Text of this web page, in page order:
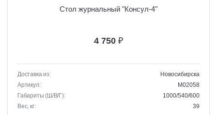
Стол журнальный "Консул-4"
4 750 ₽
Доставка из:
Новосибирска
Артикул:
M02058
Габариты (Ш/В/Г):
1000/540/600
Вес, кг:
39